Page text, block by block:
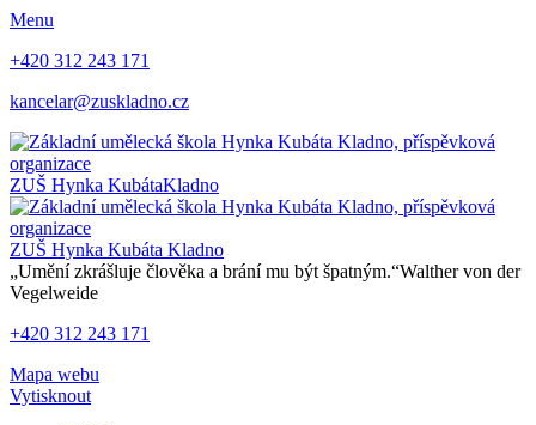
Menu
+420 312 243 171
kancelar@zuskladno.cz
ZUŠ Hynka KubátaKladno
ZUŠ Hynka Kubáta Kladno
„Umění zkrášluje člověka a brání mu být špatným.“Walther von der
Vegelweide
+420 312 243 171
Mapa webu
Vytisknout